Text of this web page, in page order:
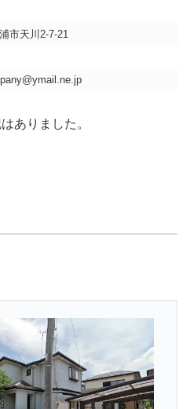
市天川2-7-21
ありました。